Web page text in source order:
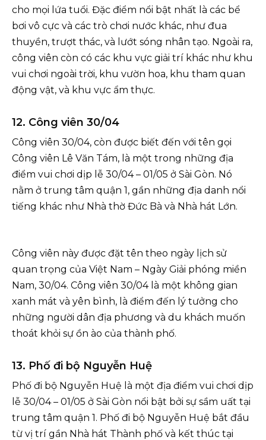
cho mọi lứa tuổi. Đặc điểm nổi bật nhất là các bể
bơi vô cực và các trò chơi nước khác, như đua
thuyền, trượt thác, và lướt sóng nhân tạo. Ngoài ra,
công viên còn có các khu vực giải trí khác như khu
vui chơi ngoài trời, khu vườn hoa, khu tham quan
động vật, và khu vực ẩm thực.
12. Công viên 30/04
Công viên 30/04, còn được biết đến với tên gọi
Công viên Lê Văn Tám, là một trong những địa
điểm vui chơi dịp lễ 30/04 – 01/05 ở Sài Gòn. Nó
nằm ở trung tâm quận 1, gần những địa danh nổi
tiếng khác như Nhà thờ Đức Bà và Nhà hát Lớn.
Công viên này được đặt tên theo ngày lịch sử
quan trọng của Việt Nam – Ngày Giải phóng miền
Nam, 30/04. Công viên 30/04 là một không gian
xanh mát và yên bình, là điểm đến lý tưởng cho
những người dân địa phương và du khách muốn
thoát khỏi sự ồn ào của thành phố.
13. Phố đi bộ Nguyễn Huệ
Phố đi bộ Nguyễn Huệ là một địa điểm vui chơi dịp
lễ 30/04 – 01/05 ở Sài Gòn nổi bật bởi sự sầm uất tại
trung tâm quận 1. Phố đi bộ Nguyễn Huệ bắt đầu
từ vị trí gần Nhà hát Thành phố và kết thúc tại